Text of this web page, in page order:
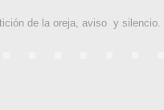
de la oreja, aviso y silencio.